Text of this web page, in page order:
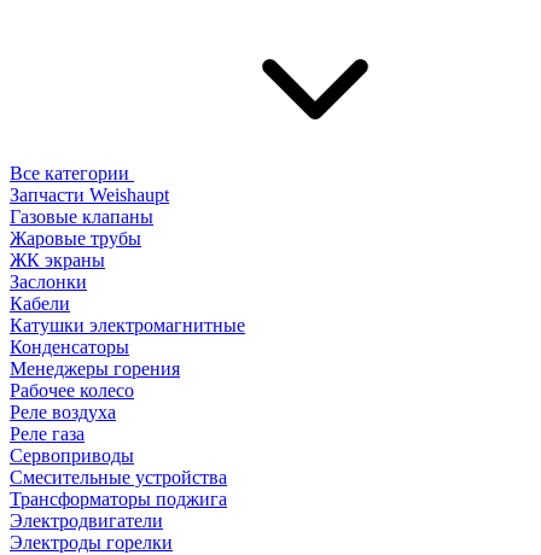
Все категории
Запчасти Weishaupt
Газовые клапаны
Жаровые трубы
ЖК экраны
Заслонки
Кабели
Катушки электромагнитные
Конденсаторы
Менеджеры горения
Рабочее колесо
Реле воздухa
Реле газа
Сервоприводы
Смесительные устройства
Трансформаторы поджига
Электродвигатели
Электроды горелки